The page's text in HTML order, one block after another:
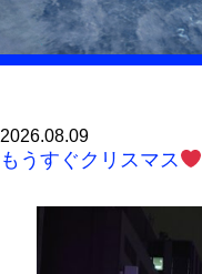
2026.08.09
もうすぐクリスマス